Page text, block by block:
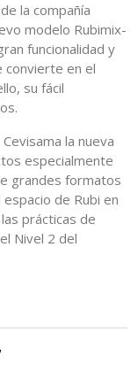
la compañía
modelo Rubimix-
funcionalidad y
convierte en el
su fácil
la nueva
especialmente
grandes formatos
de Rubi en
prácticas de
Nivel 2 del